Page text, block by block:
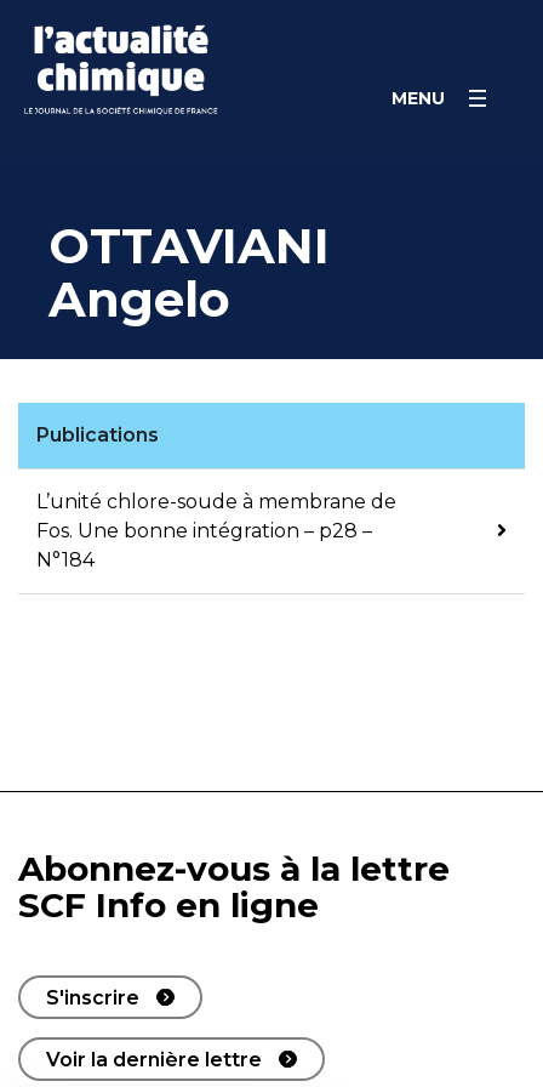
content
MENU
OTTAVIANI
Angelo
Publications
L’unité chlore-soude à membrane de
Fos. Une bonne intégration – p28 –
N°184
Abonnez-vous à la lettre
SCF Info en ligne
S'inscrire
Voir la dernière lettre